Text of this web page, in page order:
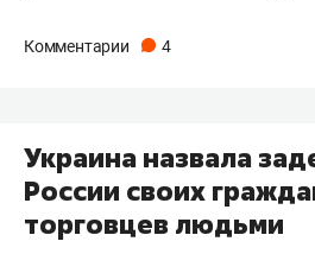
Комментарии 4
Украина назвала
России своих
торговцев людьми